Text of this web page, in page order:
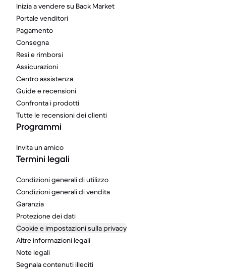
Inizia a vendere su Back Market
Portale venditori
Pagamento
Consegna
Resi e rimborsi
Assicurazioni
Centro assistenza
Guide e recensioni
Confronta i prodotti
Tutte le recensioni dei clienti
Programmi
Invita un amico
Termini legali
Condizioni generali di utilizzo
Condizioni generali di vendita
Garanzia
Protezione dei dati
Cookie e impostazioni sulla privacy
Altre informazioni legali
Note legali
Segnala contenuti illeciti